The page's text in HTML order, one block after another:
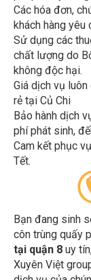
Các hóa đơn,
khách hàng yêu
Sử dụng các
chất lượng do
không độc hại.
Giá dịch vụ
rẻ tại Củ Chi
Bảo hành dịch
phí phát sinh,
Cam kết phục
Tết.
Bạn đang sinh
côn trùng quấy
tại quận 8uy
Xuyên Việt
dịch vụ của